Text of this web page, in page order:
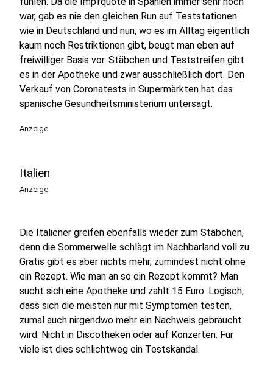
war, gab es nie den gleichen Run auf Teststationen
wie in Deutschland und nun, wo es im Alltag eigentlich
kaum noch Restriktionen gibt, beugt man eben auf
freiwilliger Basis vor. Stäbchen und Teststreifen gibt
es in der Apotheke und zwar ausschließlich dort. Den
Verkauf von Coronatests in Supermärkten hat das
spanische Gesundheitsministerium untersagt.
Anzeige
Italien
Anzeige
Die Italiener greifen ebenfalls wieder zum Stäbchen,
denn die Sommerwelle schlägt im Nachbarland voll zu.
Gratis gibt es aber nichts mehr, zumindest nicht ohne
ein Rezept. Wie man an so ein Rezept kommt? Man
sucht sich eine Apotheke und zahlt 15 Euro. Logisch,
dass sich die meisten nur mit Symptomen testen,
zumal auch nirgendwo mehr ein Nachweis gebraucht
wird. Nicht in Discotheken oder auf Konzerten. Für
viele ist dies schlichtweg ein Testskandal.